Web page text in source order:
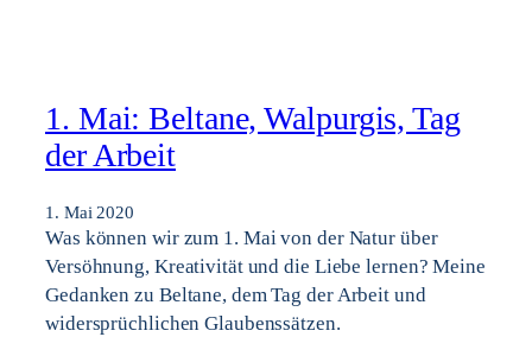
1. Mai: Beltane, Walpurgis, Tag
der Arbeit
1. Mai 2020
Was können wir zum 1. Mai von der Natur über
Versöhnung, Kreativität und die Liebe lernen? Meine
Gedanken zu Beltane, dem Tag der Arbeit und
widersprüchlichen Glaubenssätzen.